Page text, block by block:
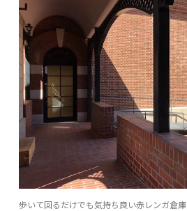
歩いて回るだけでも気持ち良い赤レンガ倉庫